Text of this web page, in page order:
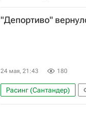
Чемпионат Испании по
"Депортиво"
24 мая, 21:43 180
Расинг (Сантандер)
Вальядолид